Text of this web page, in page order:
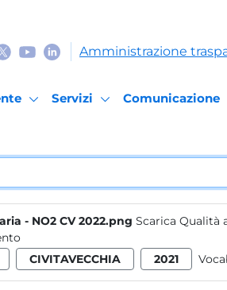
Amministrazione
Servizi Comunicazione
- NO2 CV 2022.png Scarica Qualità
CIVITAVECCHIA 2021